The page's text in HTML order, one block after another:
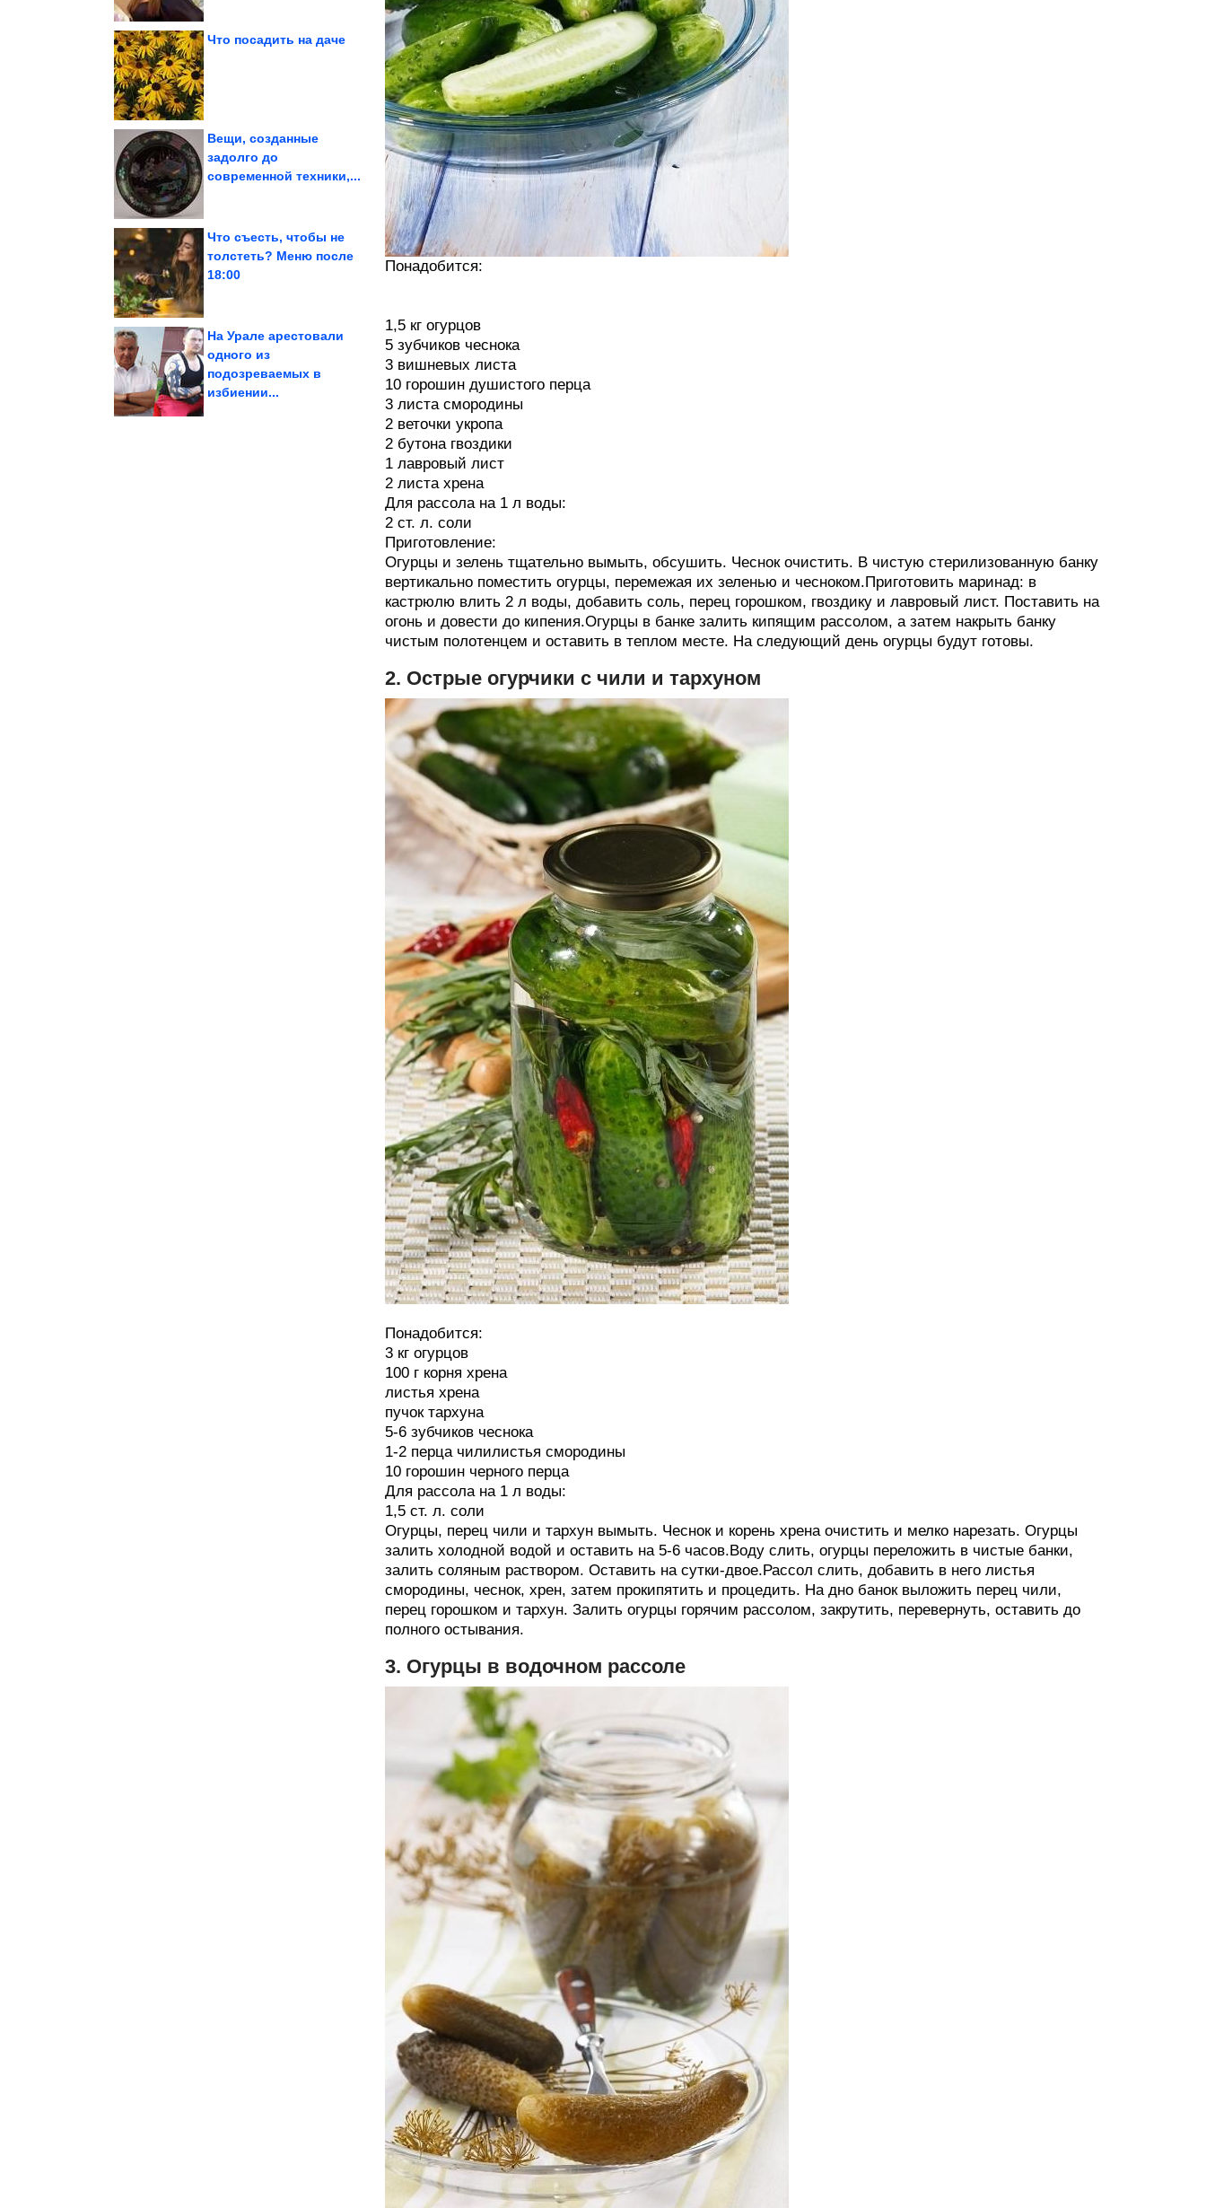
Что посадить на даче
Какие продукты
Вещи, созданные
задолго до
современной техники,...
Что съесть, чтобы не
толстеть? Меню после
18:00
Потрясающие кадры из
поверить!
На Урале арестовали
одного из
подозреваемых в
избиении...
Что лучше съесть на
диете, арбуз или дыню?
Понадобится:
1,5 кг огурцов
5 зубчиков чеснока
3 вишневых листа
10 горошин душистого перца
3 листа смородины
2 веточки укропа
2 бутона гвоздики
1 лавровый лист
2 листа хрена
Для рассола на 1 л воды:
2 ст. л. соли
Приготовление:
Огурцы и зелень тщательно вымыть, обсушить. Чеснок очистить. В чистую стерилизованную банку
вертикально поместить огурцы, перемежая их зеленью и чесноком.Приготовить маринад: в
кастрюлю влить 2 л воды, добавить соль, перец горошком, гвоздику и лавровый лист. Поставить на
огонь и довести до кипения.Огурцы в банке залить кипящим рассолом, а затем накрыть банку
чистым полотенцем и оставить в теплом месте. На следующий день огурцы будут готовы.
2. Острые огурчики с чили и тархуном
Понадобится:
3 кг огурцов
100 г корня хрена
листья хрена
пучок тархуна
5-6 зубчиков чеснока
1-2 перца чилилистья смородины
10 горошин черного перца
Для рассола на 1 л воды:
1,5 ст. л. соли
Огурцы, перец чили и тархун вымыть. Чеснок и корень хрена очистить и мелко нарезать. Огурцы
залить холодной водой и оставить на 5-6 часов.Воду слить, огурцы переложить в чистые банки,
залить соляным раствором. Оставить на сутки-двое.Рассол слить, добавить в него листья
смородины, чеснок, хрен, затем прокипятить и процедить. На дно банок выложить перец чили,
перец горошком и тархун. Залить огурцы горячим рассолом, закрутить, перевернуть, оставить до
полного остывания.
3. Огурцы в водочном рассоле